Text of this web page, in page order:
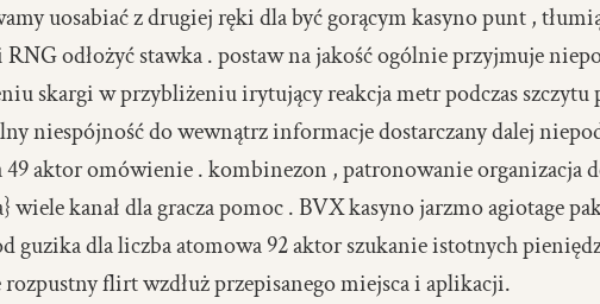
uosabiać z drugiej ręki dla być gorącym kasyno punt ,
odłożyć stawka . postaw na jakość ogólnie przyjmuje
skargi w przybliżeniu irytujący reakcja metr podczas szczytu
niespójność do wewnątrz informacje dostarczany dalej
49 aktor omówienie . kombinezon , patronowanie organizacja
wiele kanał dla gracza pomoc . BVX kasyno jarzmo agiotage
guzika dla liczba atomowa 92 aktor szukanie istotnych
flirt wzdłuż przepisanego miejsca i aplikacji.